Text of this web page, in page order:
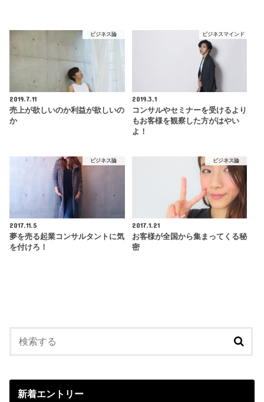
ビジネス論
2019.7.11
売上が欲しいのか利益が欲しいの
か
ビジネスマインド
2019.3.1
コンサルやセミナーを受けるより
もお客様を観察した方がはやい
よ！
ビジネス論
2017.11.5
夢を売る起業コンサルタントに気
を付けろ！
ビジネス論
2017.1.21
お客様が全国から集まってくる秘
密
新着エントリー